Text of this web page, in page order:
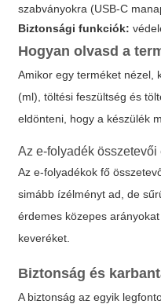
szabványokra (USB-C
Biztonsági funkciók:
Hogyan olvasd a
Amikor egy terméket nézel,
(ml), töltési feszültség és
eldönteni, hogy a készülék
Az e-folyadék összetevői
Az e-folyadékok fő
simább ízélményt ad, de
érdemes közepes
keveréket.
Biztonság és
A biztonság az egyik